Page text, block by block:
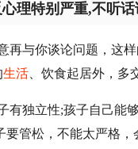
理特别严重,不听
再与你谈论问题，这
生活 、饮食起居外，多
有独立性;孩子自己能
管松，不能太严格，